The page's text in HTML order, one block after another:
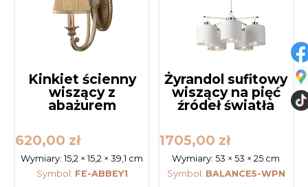
Kinkiet ścienny
wiszący z
abażurem
620,00 zł
Wymiary:15,2 × 15,2 × 39,1 cm
Symbol: FE-ABBEY1
Żyrandol sufitowy
wiszący na pięć
źródeł światła
1705,00 zł
Wymiary:53 × 53 × 25 cm
Symbol: BALANCE5-WPN